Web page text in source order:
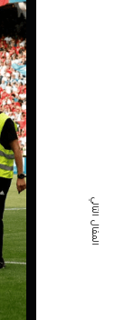
المقال التالي